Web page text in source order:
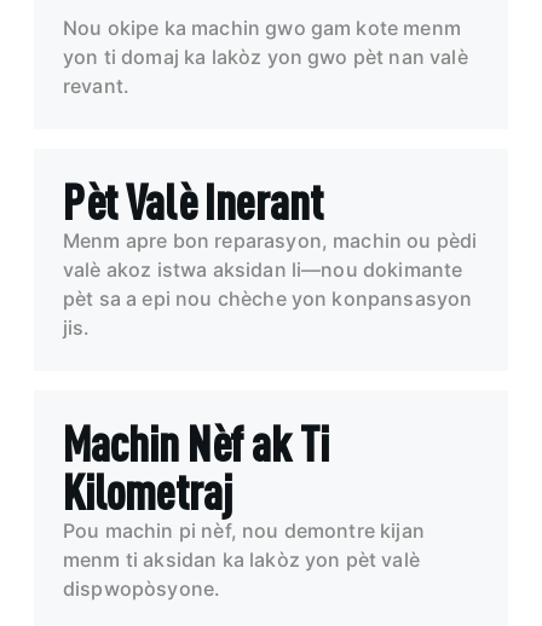
Nou okipe ka machin gwo gam kote menm
yon ti domaj ka lakòz yon gwo pèt nan valè
revant.
Pèt Valè Inerant
Menm apre bon reparasyon, machin ou pèdi
valè akoz istwa aksidan li—nou dokimante
pèt sa a epi nou chèche yon konpansasyon
jis.
Machin Nèf ak Ti
Kilometraj
Pou machin pi nèf, nou demontre kijan
menm ti aksidan ka lakòz yon pèt valè
dispwopòsyone.